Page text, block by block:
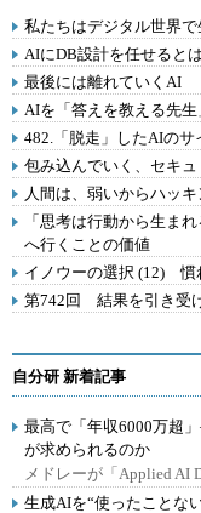
私たちはデジタル世界
AIにDB設計を任せると
最後には離れていくAI
AIを「答えを教える先
482.「脱走」したAIのサ
包み込んでいく、セキュ
人間は、弱いからハッ
「思考は行動から生ま
へ行くことの価値
イノウーの選択 (12) 慣
第742回 結果を引き受
自分研 新着記事
最高で「年収6000万超
が求められるのか
メドレーが「Applied AI
生成AIを“使ったことな